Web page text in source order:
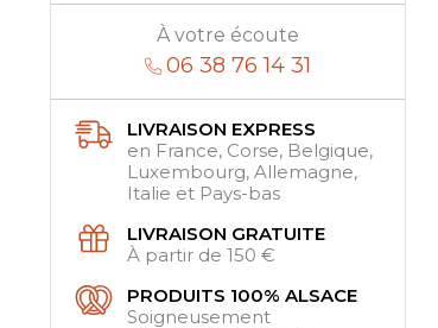
À votre écoute
06 38 76 14 31
LIVRAISON EXPRESS
en France, Corse, Belgique,
Luxembourg, Allemagne,
Italie et Pays-bas
LIVRAISON GRATUITE
À partir de 150 €
PRODUITS 100% ALSACE
Soigneusement